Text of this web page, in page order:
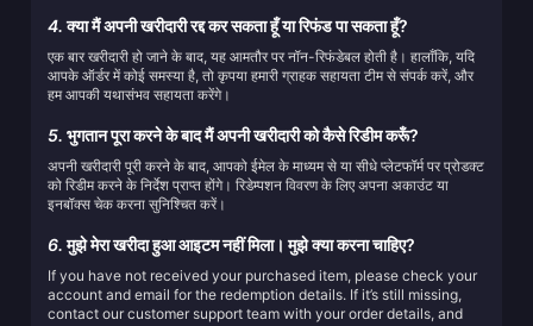
4.क्या मैं अपनी खरीदारी रद्द कर सकता हूँ या रिफंड पा सकता हूँ?
एक बार खरीदारी हो जाने के बाद, यह आमतौर पर नॉन-रिफंडेबल होती है। हालाँकि, यदि
आपके ऑर्डर में कोई समस्या है, तो कृपया हमारी ग्राहक सहायता टीम से संपर्क करें, और
हम आपकी यथासंभव सहायता करेंगे।
5. भुगतान पूरा करने के बाद मैं अपनी खरीदारी को कैसे रिडीम करूँ?
अपनी खरीदारी पूरी करने के बाद, आपको ईमेल के माध्यम से या सीधे प्लेटफॉर्म पर प्रोडक्ट
को रिडीम करने के निर्देश प्राप्त होंगे। रिडेम्पशन विवरण के लिए अपना अकाउंट या
इनबॉक्स चेक करना सुनिश्चित करें।
6.मुझे मेरा खरीदा हुआ आइटम नहीं मिला। मुझे क्या करना चाहिए?
If you have not received your purchased item, please check your
account and email for the redemption details. If it’s still missing,
contact our customer support team with your order details, and